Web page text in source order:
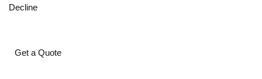
Decline
Get a Quote